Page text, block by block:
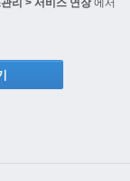
리 > 서비스 연장에서